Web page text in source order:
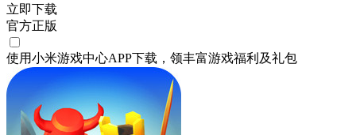
立即下载
官方正版
使用小米游戏中心APP下载 ，领丰富游戏福利 及礼包